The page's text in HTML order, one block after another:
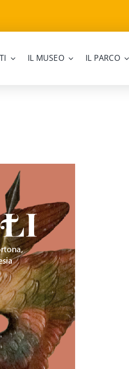
IL MUSEO IL PARCO